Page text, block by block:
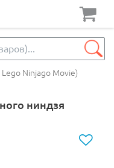
Ninjago Movie)
ниндзя